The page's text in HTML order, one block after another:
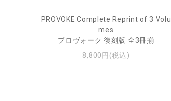
PROVOKE Complete Reprint of 3 Volu
mes
プロヴォーク 復刻版 全3冊揃
8,800円(税込)